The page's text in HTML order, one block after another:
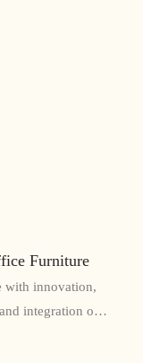
Furniture
with innovation,
integration of
as the